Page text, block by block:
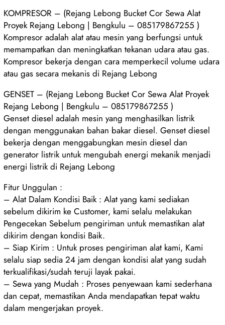
KOMPRESOR – (Rejang Lebong Bucket Cor Sewa Alat
Proyek Rejang Lebong | Bengkulu – 085179867255 )
Kompresor adalah alat atau mesin yang berfungsi untuk
memampatkan dan meningkatkan tekanan udara atau gas.
Kompresor bekerja dengan cara memperkecil volume udara
atau gas secara mekanis di Rejang Lebong
GENSET – (Rejang Lebong Bucket Cor Sewa Alat Proyek
Rejang Lebong | Bengkulu – 085179867255 )
Genset diesel adalah mesin yang menghasilkan listrik
dengan menggunakan bahan bakar diesel. Genset diesel
bekerja dengan menggabungkan mesin diesel dan
generator listrik untuk mengubah energi mekanik menjadi
energi listrik di Rejang Lebong
Fitur Unggulan :
– Alat Dalam Kondisi Baik : Alat yang kami sediakan
sebelum dikirim ke Customer, kami selalu melakukan
Pengecekan Sebelum pengiriman untuk memastikan alat
dikirim dengan kondisi Baik.
– Siap Kirim : Untuk proses pengiriman alat kami, Kami
selalu siap sedia 24 jam dengan kondisi alat yang sudah
terkualifikasi/sudah teruji layak pakai.
– Sewa yang Mudah : Proses penyewaan kami sederhana
dan cepat, memastikan Anda mendapatkan tepat waktu
dalam mengerjakan proyek.